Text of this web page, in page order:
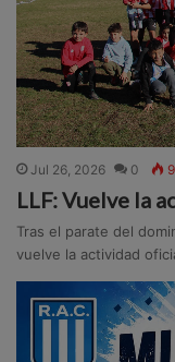
Jul 26, 2026 0 9
LLF: Vuelve la
Tras el parate del
vuelve la actividad